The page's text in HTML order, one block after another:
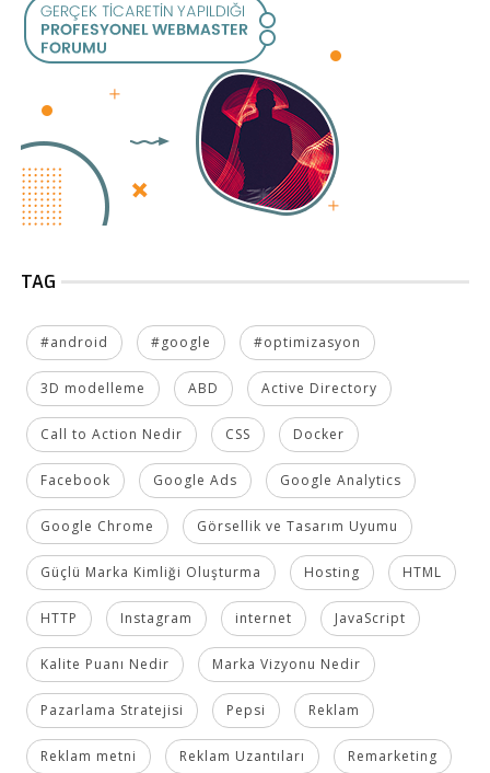
TAG
#android #google #optimizasyon
3D modelleme ABD Active Directory
Call to Action Nedir CSS Docker
Facebook Google Ads Google Analytics
Google Chrome Görsellik ve Tasarım Uyumu
Güçlü Marka Kimliği Oluşturma Hosting HTML
HTTP Instagram internet JavaScript
Kalite Puanı Nedir Marka Vizyonu Nedir
Pazarlama Stratejisi Pepsi Reklam
Reklam metni Reklam Uzantıları Remarketing